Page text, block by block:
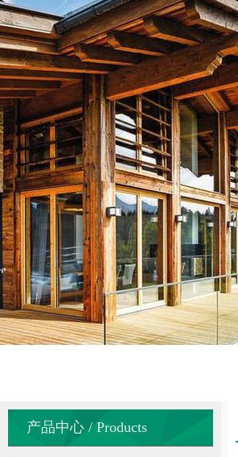
产品中心 / Products